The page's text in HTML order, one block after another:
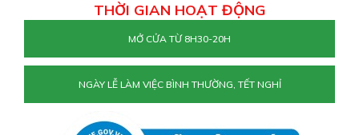
THỜI GIAN HOẠT ĐỘNG
MỞ CỬA TỪ 8H30-20H
NGÀY LỄ LÀM VIỆC BÌNH THƯỜNG, TẾT NGHỈ